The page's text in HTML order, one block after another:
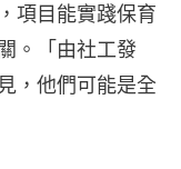
項目能實踐保育
。「由社工發
，他們可能是全